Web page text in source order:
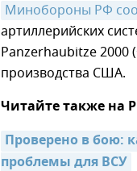
Минобороны РФ
артиллерийских
Panzerhaubitze
производства США.
Читайте также на
Проверено в бою:
проблемы для ВСУ